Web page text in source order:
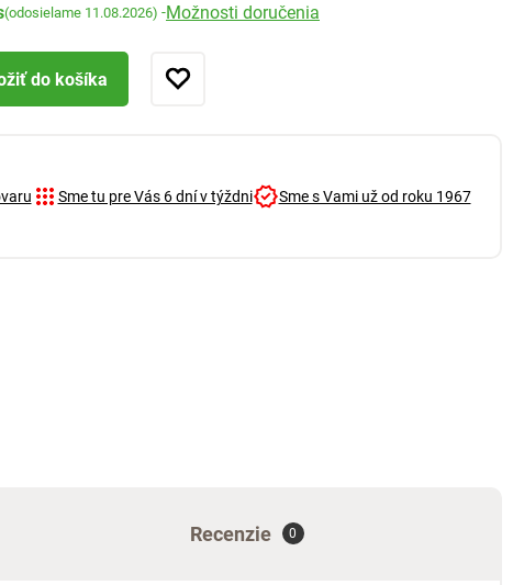
(odosielame 11.08.2026) -Možnosti doručenia
do košíka
Sme tu pre Vás 6 dní v týždni Sme s Vami už od roku 1967
Recenzie 0